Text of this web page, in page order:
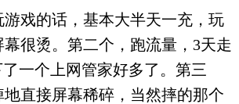
戏的话，基本大半天一充，玩
很烫。第二个，跑流量，3天走
一个上网管家好多了。第三
直接屏幕稀碎，当然摔的那个